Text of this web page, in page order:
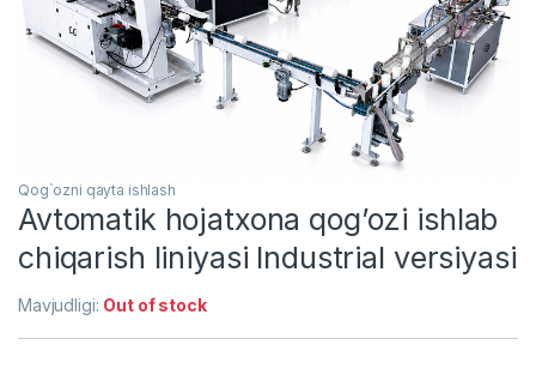
Qog`ozni qayta ishlash
Avtomatik hojatxona qog’ozi ishlab
chiqarish liniyasi Industrial versiyasi
Mavjudligi: Out of stock